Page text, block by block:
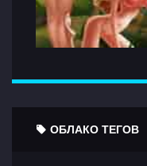
ОБЛАКО ТЕГОВ